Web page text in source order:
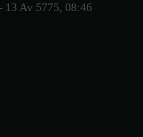
13 Av 5775, 08:46